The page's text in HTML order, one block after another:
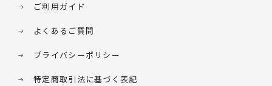
ご利用ガイド
よくあるご質問
プライバシーポリシー
特定商取引法に基づく表記